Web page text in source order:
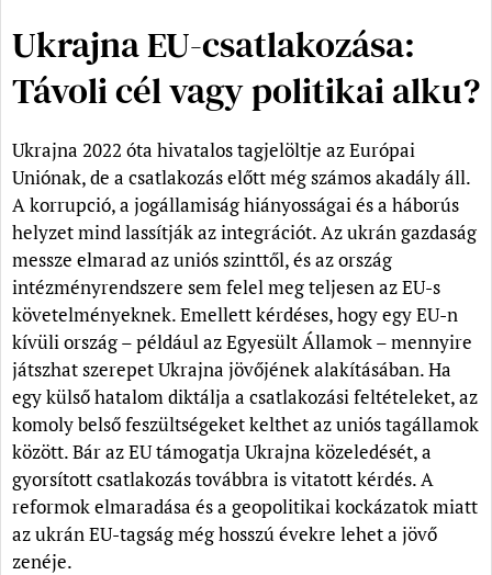
Ukrajna EU-csatlakozása:
Távoli cél vagy politikai alku?
Ukrajna 2022 óta hivatalos tagjelöltje az Európai
Uniónak, de a csatlakozás előtt még számos akadály áll.
A korrupció, a jogállamiság hiányosságai és a háborús
helyzet mind lassítják az integrációt. Az ukrán gazdaság
messze elmarad az uniós szinttől, és az ország
intézményrendszere sem felel meg teljesen az EU-s
követelményeknek. Emellett kérdéses, hogy egy EU-n
kívüli ország – például az Egyesült Államok – mennyire
játszhat szerepet Ukrajna jövőjének alakításában. Ha
egy külső hatalom diktálja a csatlakozási feltételeket, az
komoly belső feszültségeket kelthet az uniós tagállamok
között. Bár az EU támogatja Ukrajna közeledését, a
gyorsított csatlakozás továbbra is vitatott kérdés. A
reformok elmaradása és a geopolitikai kockázatok miatt
az ukrán EU-tagság még hosszú évekre lehet a jövő
zenéje.